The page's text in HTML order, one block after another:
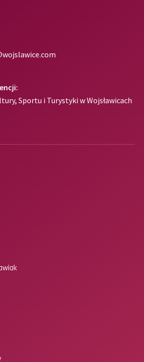
Sportu i Turystyki w Wojsławicach